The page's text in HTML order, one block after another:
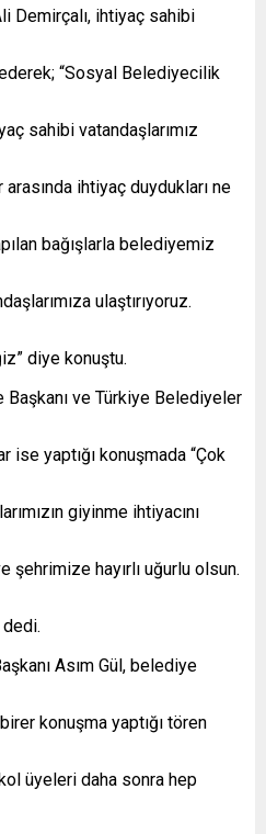
Demirçalı, ihtiyaç sahibi
“Sosyal Belediyecilik
sahibi vatandaşlarımız
ihtiyaç duydukları ne
bağışlarla belediyemiz
ulaştırıyoruz.
diye konuştu.
ve Türkiye Belediyeler
ise yaptığı konuşmada “Çok
giyinme ihtiyacını
şehrimize hayırlı uğurlu olsun.
Asım Gül, belediye
konuşma yaptığı tören
üyeleri daha sonra hep